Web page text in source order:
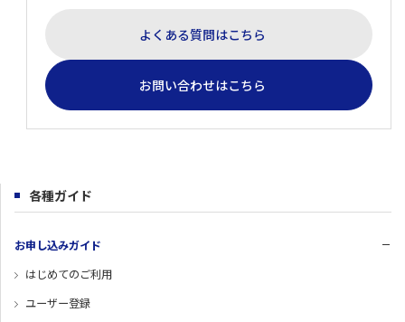
よくある質問はこちら
お問い合わせはこちら
各種ガイド
お申し込みガイド
はじめてのご利用
ユーザー登録